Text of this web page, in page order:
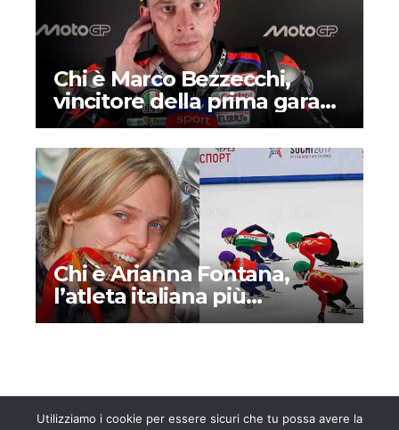
Chi è Marco Bezzecchi,
vincitore della prima gara
della MotoGP 2026?
Biografia, curiosità e vita
privata
Chi è Arianna Fontana,
l’atleta italiana più
medagliata di sempre
Utilizziamo i cookie per essere sicuri che tu possa avere la